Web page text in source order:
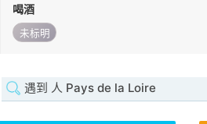
喝酒
未标明
遇到 人 Pays de la Loire